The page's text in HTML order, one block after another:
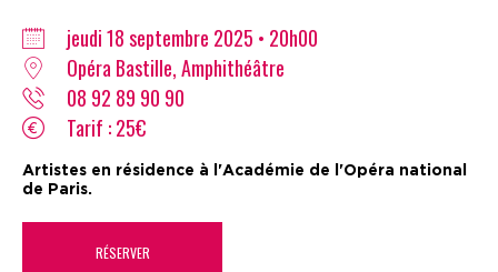
jeudi 18 septembre 2025 • 20h00
Opéra Bastille, Amphithéâtre
08 92 89 90 90
Tarif : 25€
Artistes en résidence à l'Académie de l'Opéra national
de Paris.
RÉSERVER